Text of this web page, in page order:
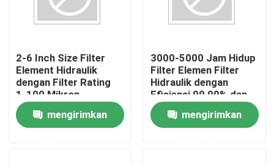
2-6 Inch Size Filter
Element Hidraulik
dengan Filter Rating
1-100 Mikron
mengirimkan
3000-5000 Jam Hidup
Filter Elemen Filter
Hidraulik dengan
Efisiensi 99,99% dan
Media Serat Kaca
mengirimkan